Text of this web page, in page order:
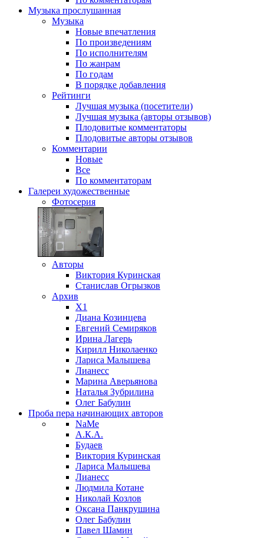
Музыка прослушанная
Музыка
Новые впечатления
По произведениям
По исполнителям
По жанрам
По годам
В порядке добавления
Рейтинги
Лучшая музыка (посетители)
Лучшая музыка (авторы отзывов)
Плодовитые комментаторы
Плодовитые авторы отзывов
Комментарии
Новые
Все
По комментаторам
Галереи художественные
Фотосерия
Авторы
Виктория Куринская
Станислав Огрызков
Архив
X1
Диана Козинцева
Евгений Семиряков
Ирина Лагерь
Кирилл Николаенко
Лариса Малышева
Лианесс
Марина Аверьянова
Наталья Зубрилина
Олег Бабулин
Проба пера начинающих авторов
NaMe
А.К.А.
Будаев
Виктория Куринская
Лариса Малышева
Лианесс
Людмила Котане
Николай Козлов
Оксана Панкрушина
Олег Бабулин
Павел Шамин